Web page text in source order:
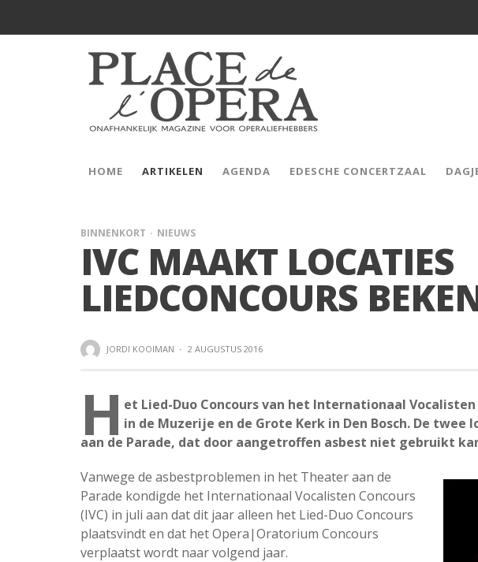
HOME ARTIKELEN AGENDA EDESCHE CONCERTZAAL
BINNENKORT NIEUWS
IVC MAAKT LOCATIES
LIEDCONCOURS
JORDI KOOIMAN · 2 AUGUSTUS 2016
H et Lied-Duo Concours van het Internationaal
in de Muzerije en de Grote Kerk in Den Bosch. De
aan de Parade, dat door aangetroffen asbest niet gebruikt
Vanwege de asbestproblemen in het Theater aan de
Parade kondigde het Internationaal Vocalisten Concours
(IVC) in juli aan dat dit jaar alleen het Lied-Duo Concours
plaatsvindt en dat het Opera|Oratorium Concours
verplaatst wordt naar volgend jaar.